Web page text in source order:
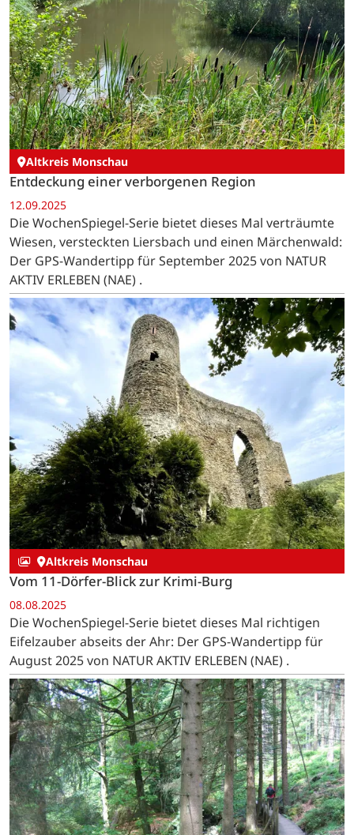
Altkreis Monschau
Entdeckung einer verborgenen Region
12.09.2025
Die WochenSpiegel-Serie bietet dieses Mal verträumte
Wiesen, versteckten Liersbach und einen Märchenwald:
Der GPS-Wandertipp für September 2025 von NATUR
AKTIV ERLEBEN (NAE) .
Altkreis Monschau
Vom 11-Dörfer-Blick zur Krimi-Burg
08.08.2025
Die WochenSpiegel-Serie bietet dieses Mal richtigen
Eifelzauber abseits der Ahr: Der GPS-Wandertipp für
August 2025 von NATUR AKTIV ERLEBEN (NAE) .